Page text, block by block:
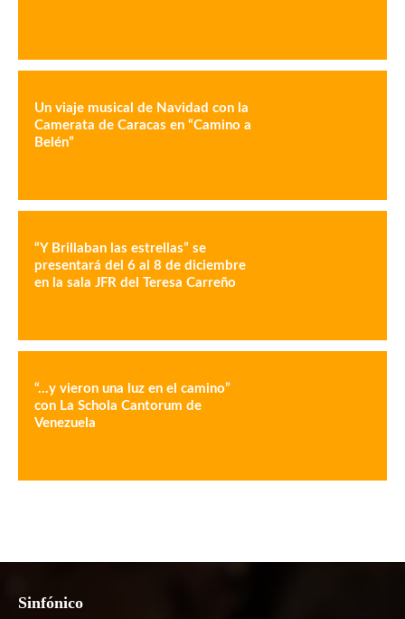
Un viaje musical de Navidad con la
Camerata de Caracas en “Camino a
Belén”
“Y Brillaban las estrellas” se
presentará del 6 al 8 de diciembre
en la sala JFR del Teresa Carreño
“…y vieron una luz en el camino”
con La Schola Cantorum de
Venezuela
Sinfónico